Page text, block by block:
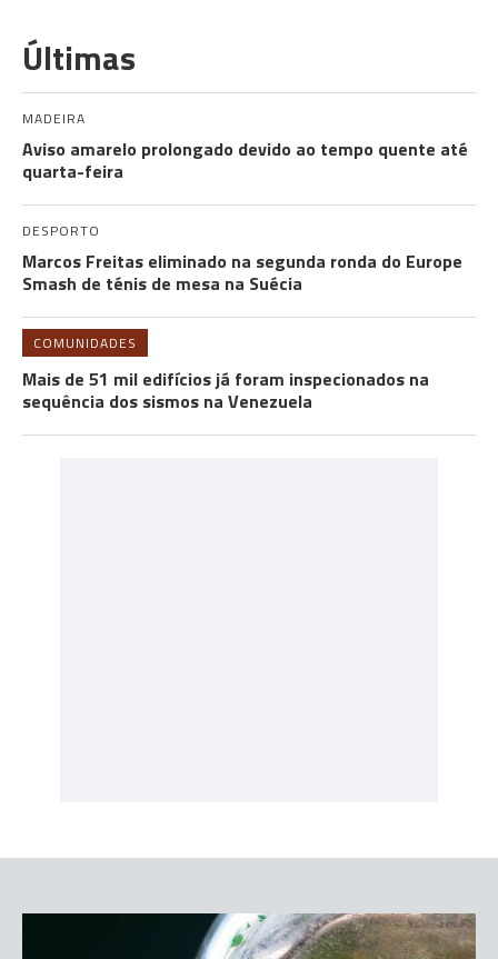
Últimas
MADEIRA
Aviso amarelo prolongado devido ao tempo quente até
quarta-feira
DESPORTO
Marcos Freitas eliminado na segunda ronda do Europe
Smash de ténis de mesa na Suécia
COMUNIDADES
Mais de 51 mil edifícios já foram inspecionados na
sequência dos sismos na Venezuela